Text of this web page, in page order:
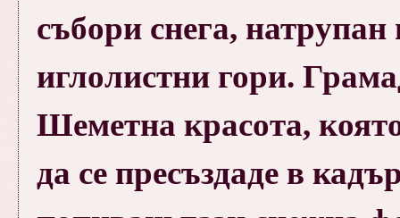
събори снега,
иглолистни гори.
Шеметна красота,
да се пресъздаде в